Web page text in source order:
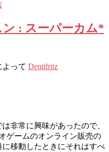
: スーパーカム*
よって Dentifritz
非常に興味があったので、
ゲームのオンライン販売の
移動したときにそれはすべ